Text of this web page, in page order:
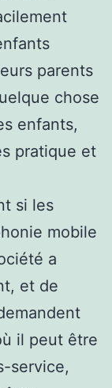
parents
chose
enfants,
pratique et
si les
mobile
a
et de
il peut être
service,